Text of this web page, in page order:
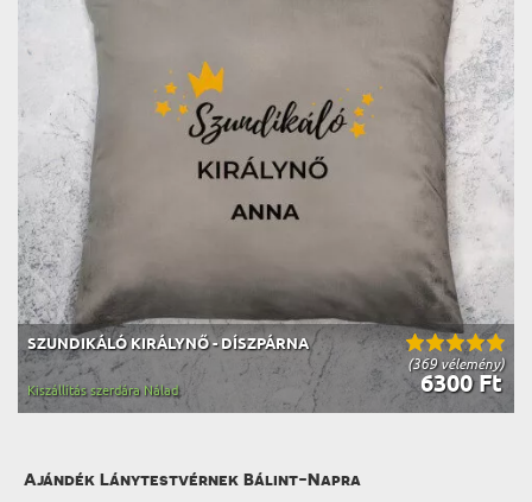
(369 vélemény)
SZUNDIKÁLÓ KIRÁLYNŐ - DÍSZPÁRNA
6300 Ft
Kiszállítás szerdára Nálad
Ajándék Lánytestvérnek Bálint-Napra